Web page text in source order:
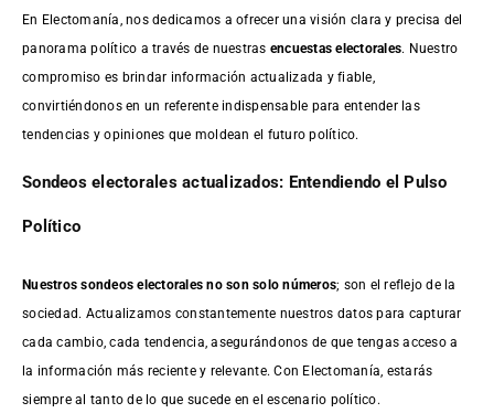
En Electomanía, nos dedicamos a ofrecer una visión clara y precisa del
panorama político a través de nuestras encuestas electorales. Nuestro
compromiso es brindar información actualizada y fiable,
convirtiéndonos en un referente indispensable para entender las
tendencias y opiniones que moldean el futuro político.
Sondeos electorales actualizados: Entendiendo el Pulso
Político
Nuestros sondeos electorales no son solo números; son el reflejo de la
sociedad. Actualizamos constantemente nuestros datos para capturar
cada cambio, cada tendencia, asegurándonos de que tengas acceso a
la información más reciente y relevante. Con Electomanía, estarás
siempre al tanto de lo que sucede en el escenario político.